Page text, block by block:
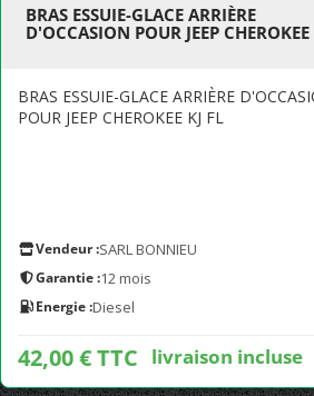
BRAS ESSUIE-GLACE ARRIÈRE
D'OCCASION POUR JEEP CHEROKEE
BRAS ESSUIE-GLACE ARRIÈRE
POUR JEEP CHEROKEE KJ FL
Vendeur :SARL BONNIEU
Garantie :12 mois
Energie :Diesel
42,00 € TTC livraison incluse